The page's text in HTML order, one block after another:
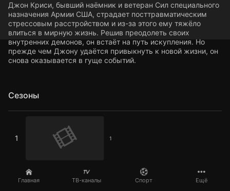
Главная ТВ-каналы Спорт Ещё
Джон Криси, бывший наёмник и ветеран Сил специального
назначения Армии США, страдает посттравматическим
стрессовым расстройством и из-за этого ему тяжёло
влиться в мирную жизнь. Решив преодолеть своих
внутренних демонов, он встаёт на путь искупления. Но
прежде чем Джону удаётся привыкнуть к новой жизни, он
снова оказывается в гуще событий.
Сезоны
1 1